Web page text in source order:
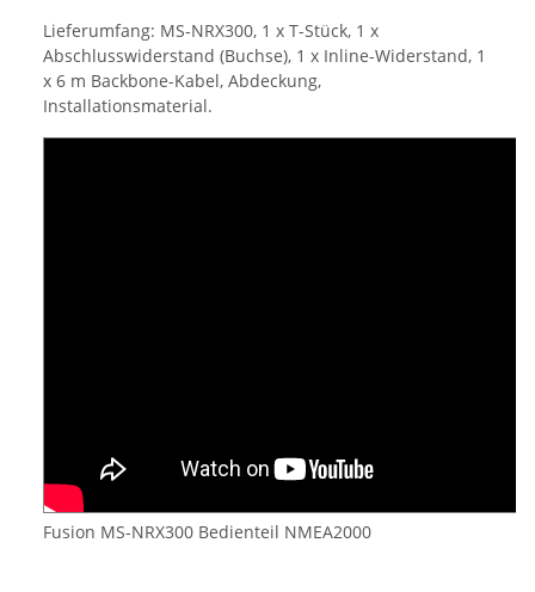
Lieferumfang: MS-NRX300, 1 x T-Stück, 1 x
Abschlusswiderstand (Buchse), 1 x Inline-Widerstand, 1
x 6 m Backbone-Kabel, Abdeckung,
Installationsmaterial.
Fusion MS-NRX300 Bedienteil NMEA2000